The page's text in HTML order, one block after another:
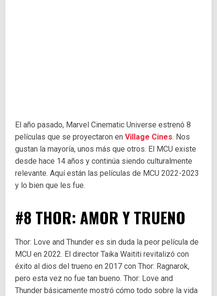
El año pasado, Marvel Cinematic Universe estrenó 8
películas que se proyectaron enVillage Cines. Nos
gustan la mayoría, unos más que otros. El MCU existe
desde hace 14 años y continúa siendo culturalmente
relevante. Aquí están las películas de MCU 2022-2023
y lo bien que les fue.
#8 THOR: AMOR Y TRUENO
Thor: Love and Thunder es sin duda la peor película de
MCU en 2022. El director Taika Waititi revitalizó con
éxito al dios del trueno en 2017 con Thor: Ragnarok,
pero esta vez no fue tan bueno. Thor: Love and
Thunder básicamente mostró cómo todo sobre la vida